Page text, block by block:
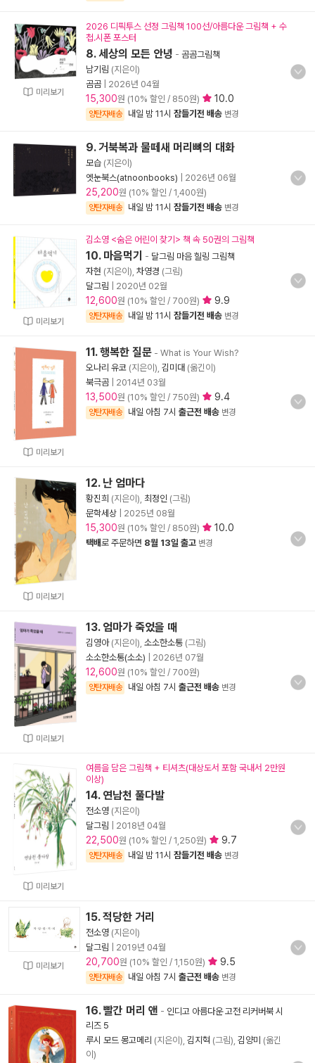
미리보기
2026 디픽투스 선정 그림책 100선/아름다운 그림책 + 수
첩.시폰 포스터
8. 세상의 모든 안녕 - 곰곰그림책
남기림 (지은이)
곰곰
2026년 04월
15,300원 (10% 할인 / 850원) 10.0
양탄자배송 내일 밤 11시 잠들기전 배송 변경
9. 거북복과 물떼새 머리뼈의 대화
모습 (지은이)
엣눈북스(atnoonbooks)
2026년 06월
25,200원 (10% 할인 / 1,400원)
양탄자배송 내일 밤 11시 잠들기전 배송 변경
미리보기
김소영 <숨은 어린이 찾기> 책 속 50권의 그림책
10. 마음먹기 - 달그림 마음 힐링 그림책
자현 (지은이), 차영경 (그림)
달그림
2020년 02월
12,600원 (10% 할인 / 700원) 9.9
양탄자배송 내일 밤 11시 잠들기전 배송 변경
미리보기
11. 행복한 질문 - What is Your Wish?
오나리 유코 (지은이), 김미대 (옮긴이)
북극곰
2014년 03월
13,500원 (10% 할인 / 750원) 9.4
양탄자배송 내일 아침 7시 출근전 배송 변경
미리보기
12. 난 엄마다
황진희 (지은이), 최정인 (그림)
문학세상
2025년 08월
15,300원 (10% 할인 / 850원) 10.0
택배로 주문하면 8월 13일 출고 변경
미리보기
13. 엄마가 죽었을 때
김영아(지은이), 소소한소통 (그림)
소소한소통(소소)
2026년 07월
12,600원 (10% 할인 / 700원)
양탄자배송 내일 아침 7시 출근전 배송 변경
미리보기
여름을 담은 그림책 + 티셔츠(대상도서 포함 국내서 2만원
이상)
14. 연남천 풀다발
전소영 (지은이)
달그림
2018년 04월
22,500원 (10% 할인 / 1,250원) 9.7
양탄자배송 내일 밤 11시 잠들기전 배송 변경
미리보기
15. 적당한 거리
전소영 (지은이)
달그림
2019년 04월
20,700원 (10% 할인 / 1,150원) 9.5
양탄자배송 내일 아침 7시 출근전 배송 변경
16. 빨간 머리 앤 - 인디고 아름다운 고전 리커버북 시
리즈 5
루시 모드 몽고메리 (지은이), 김지혁 (그림), 김양미 (옮긴
이)